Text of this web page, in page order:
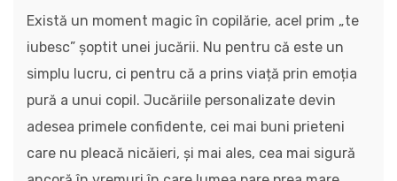
Există un moment magic în copilărie, acel prim „te
iubesc” șoptit unei jucării. Nu pentru că este un
simplu lucru, ci pentru că a prins viață prin emoția
pură a unui copil. Jucăriile personalizate devin
adesea primele confidente, cei mai buni prieteni
care nu pleacă nicăieri, și mai ales, cea mai sigură